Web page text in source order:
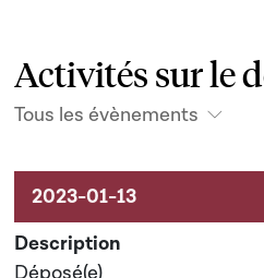
Activités sur le
Tous les évènements
Activités sur le dossier